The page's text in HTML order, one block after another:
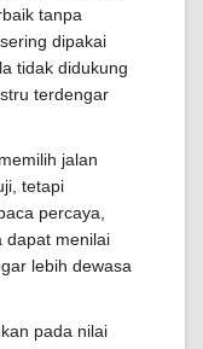
tanpa
dipakai
tidak didukung
terdengar
jalan
tetapi
percaya,
dapat menilai
lebih dewasa
pada nilai